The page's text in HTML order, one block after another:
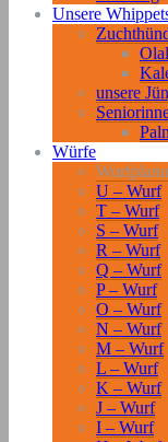
Unsere
unsere
Würfe
U – Wurf
T – Wurf
S – Wurf
R – Wurf
Q – Wurf
P – Wurf
O – Wurf
N – Wurf
M – Wurf
L – Wurf
K – Wurf
J – Wurf
I – Wurf